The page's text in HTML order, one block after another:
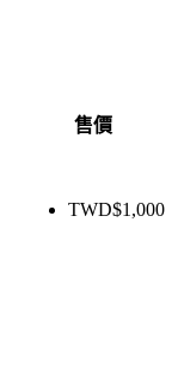
售價
TWD$1,000